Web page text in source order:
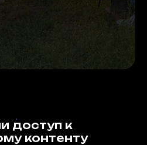
доступ к
контенту